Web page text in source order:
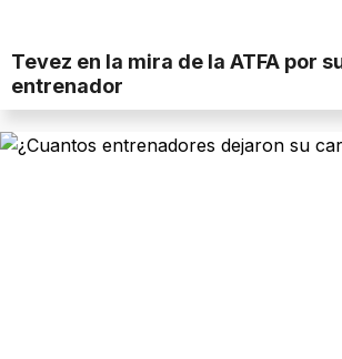
Tevez en la mira de la ATFA por
entrenador